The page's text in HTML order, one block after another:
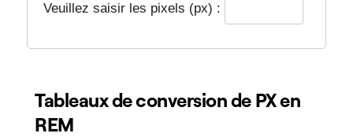
Veuillez saisir les pixels (px) :
Tableaux de conversion de PX en
REM